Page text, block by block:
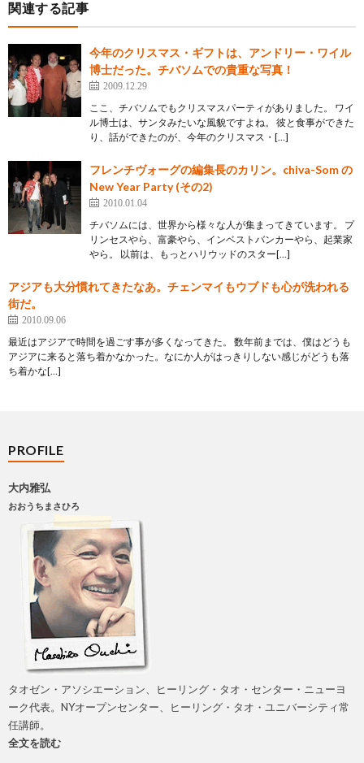
関連する記事
今年のクリスマス・ギフトは、アンドリー・ワイル
博士だった。チバソムでの貴重な写真！
2009.12.29
ここ、チバソムでもクリスマスパーティがありました。 ワイ
ル博士は、サンタみたいな風貌ですよね。 彼と食事ができた
り、話ができたのが、今年のクリスマス・[…]
フレンチヴォーグの編集長のカリン。chiva-Som の
New Year Party (その2)
2010.01.04
チバソムには、世界から様々な人が集まってきています。 プ
リンセスやら、富豪やら、インベストバンカーやら、起業家
やら。 以前は、もっとハリウッドのスター[…]
アジアも大分慣れてきたなあ。チェンマイもウブドも心が洗われる
街だ。
2010.09.06
最近はアジアで時間を過ごす事が多くなってきた。 数年前までは、僕はどうも
アジアに来ると落ち着かなかった。なにか人がはっきりしない感じがどうも落
ち着かな[…]
PROFILE
大内雅弘
おおうちまさひろ
タオゼン・アソシエーション、ヒーリング・タオ・センター・ニューヨ
ーク代表。NYオープンセンター、ヒーリング・タオ・ユニバーシティ常
任講師。
全文を読む